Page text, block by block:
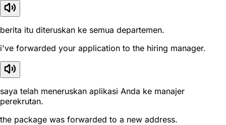
berita itu diteruskan ke semua departemen.
i've forwarded your application to the hiring manager.
saya telah meneruskan aplikasi Anda ke manajer
perekrutan.
the package was forwarded to a new address.